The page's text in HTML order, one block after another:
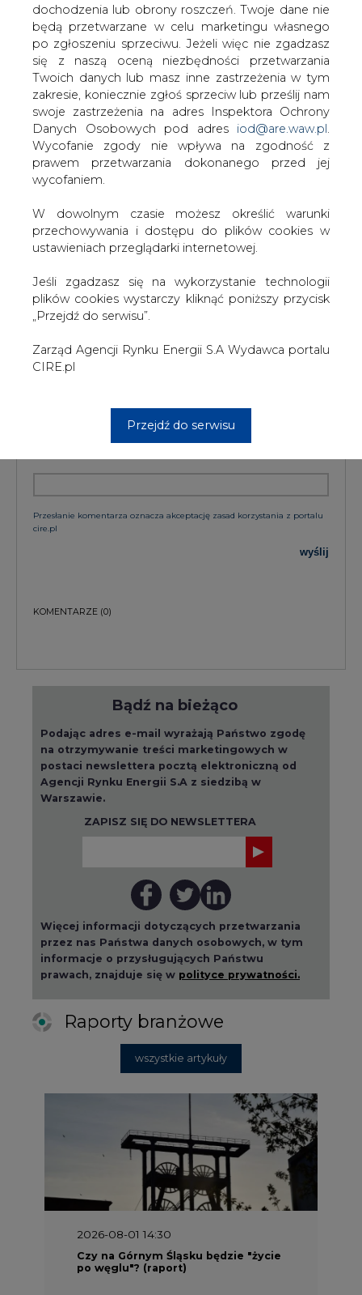
dochodzenia lub obrony roszczeń. Twoje dane nie
będą przetwarzane w celu marketingu własnego
po zgłoszeniu sprzeciwu. Jeżeli więc nie zgadzasz
się z naszą oceną niezbędności przetwarzania
Twoich danych lub masz inne zastrzeżenia w tym
zakresie, koniecznie zgłoś sprzeciw lub prześlij nam
swoje zastrzeżenia na adres Inspektora Ochrony
Danych Osobowych pod adres iod@are.waw.pl
Wycofanie zgody nie wpływa na zgodność z
prawem przetwarzania dokonanego przed jej
wycofaniem.
W dowolnym czasie możesz określić warunki
przechowywania i dostępu do plików cookies w
ustawieniach przeglądarki internetowej.
Jeśli zgadzasz się na wykorzystanie technologii
plików cookies wystarczy kliknąć poniższy przycisk
„Przejdź do serwisu”.
Zarząd Agencji Rynku Energii S.A Wydawca portalu
CIRE.pl
Przejdź do serwisu
Restrukturyzacja zobowiązań HK nie wystarczy jednak,
aby huta przestała obawiać się bankructwa. Restrykcje w
ściąganiu długów zapowiadają bowiem PKP, którym
huta jest winna ponad 320 mln zł. W sumie jej
zobowiązania przekraczają 2 mld zł.
#Energetyka #kraj
Artykuł powstał bez wsparcia narzędzi sztucznej inteligencji.
Wydawca portalu CIRE zgadza się na włączenie publikacji do
TREŚĆ KOMENTARZA
Przesłanie komentarza oznacza akceptację zasad korzystania z portalu
cire.pl
wyślij
KOMENTARZE (0)
Bądź na bieżąco
Podając adres e-mail wyrażają Państwo zgodę
na otrzymywanie treści marketingowych w
postaci newslettera pocztą elektroniczną od
Agencji Rynku Energii S.A z siedzibą w
Warszawie.
ZAPISZ SIĘ DO NEWSLETTERA
Więcej informacji dotyczących przetwarzania
przez nas Państwa danych osobowych, w tym
informacje o przysługujących Państwu
prawach, znajduje się w polityce prywatności.
Raporty branżowe
wszystkie artykuły
2026-08-01 14:30
Czy na Górnym Śląsku będzie "życie
po węglu"? (raport)